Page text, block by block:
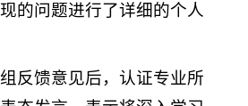
的问题进行了详细的个人
反馈意见后，认证专业所